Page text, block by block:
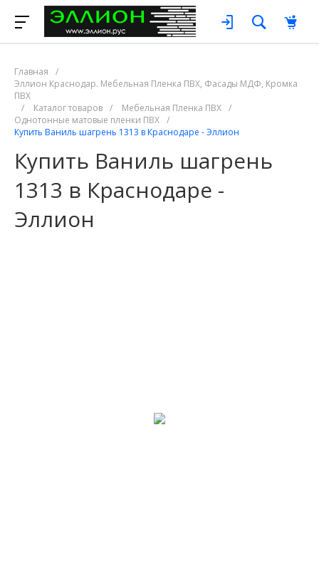
Главная
/
Эллион Краснодар. Мебельная Пленка ПВХ, Фасады МДФ, Кромка
ПВХ
/
Каталог товаров / Мебельная Пленка ПВХ /
Однотонные матовые пленки ПВХ /
Купить Ваниль шагрень 1313 в Краснодаре - Эллион
Купить Ваниль шагрень
1313 в Краснодаре -
Эллион